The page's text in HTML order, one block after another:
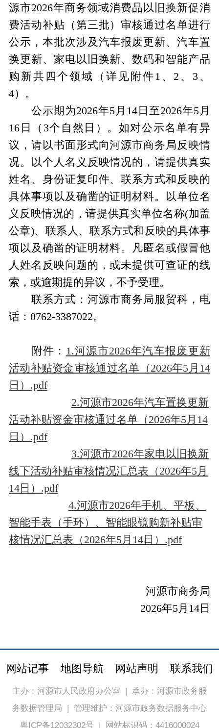
源市2026年商务领域消费品以旧换新促消
费活动补贴（第三批）审核通过名单进行
公示，本批次涉及汽车报废更新、汽车置
换更新、家电以旧换新、数码和智能产品
购新共四个领域（详见附件1、2、3、
4）。
公示期为2026年5月14日至2026年5月
16日（3个自然日）。如对公示名单有异
议，请以书面形式向河源市商务局反映情
况。以个人名义反映情况的，请提供真实
姓名、身份证复印件、联系方式和反映的
具体事项以及确凿的证明材料。以单位名
义反映情况的，请提供真实单位名称(加盖
公章)、联系人、联系方式和反映的具体事
项以及确凿的证明材料。凡匿名或假冒他
人姓名反映问题的，或未提供可查证的线
索，或逾期提的异议，不予受理。
联系方式：河源市商务局服贸科，电
话：0762-3387022。
附件： 1.河源市2026年汽车报废更新
活动补贴资金审核通过名单（2026年5月14
日）.pdf
2.河源市2026年汽车置换更新
活动补贴资金审核通过名单（2026年5月14
日）.pdf
3.河源市2026年家电以旧换新
线下活动补贴审核情况汇总表（2026年5月
14日）.pdf
4.河源市2026年手机、平板、
智能手表（手环）、智能眼镜购新补贴审
核情况汇总表（2026年5月14日）.pdf
河源市商务局
2026年5月14日
网站记事 地图导航 网站声明 联系我们
主办：河源市人民政府办公室 | 承办：河源市政务服
务数据管理局 | 管理维护：河源市政务数据服务中心
粤ICP备12032302号| 网站标识码：4416000024